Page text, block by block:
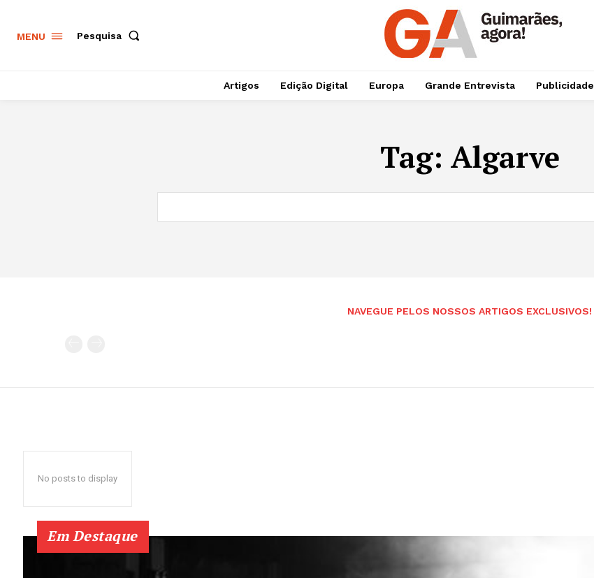
MENU Pesquisa
Artigos Edição Digital Europa Grande Entrevista Publicidade
Tag: Algarve
NAVEGUE PELOS NOSSOS ARTIGOS EXCLUSIVOS!
No posts to display
Em Destaque